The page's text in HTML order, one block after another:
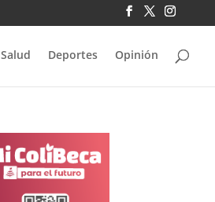
Salud Deportes Opinión